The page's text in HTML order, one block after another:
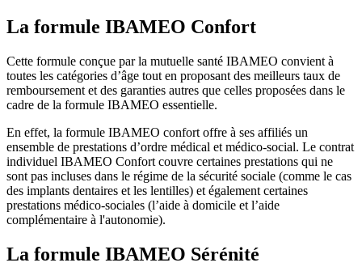
La formule IBAMEO Confort
Cette formule conçue par la mutuelle santé IBAMEO convient à
toutes les catégories d’âge tout en proposant des meilleurs taux de
remboursement et des garanties autres que celles proposées dans le
cadre de la formule IBAMEO essentielle.
En effet, la formule IBAMEO confort offre à ses affiliés un
ensemble de prestations d’ordre médical et médico-social. Le contrat
individuel IBAMEO Confort couvre certaines prestations qui ne
sont pas incluses dans le régime de la sécurité sociale (comme le cas
des implants dentaires et les lentilles) et également certaines
prestations médico-sociales (l’aide à domicile et l’aide
complémentaire à l'autonomie).
La formule IBAMEO Sérénité